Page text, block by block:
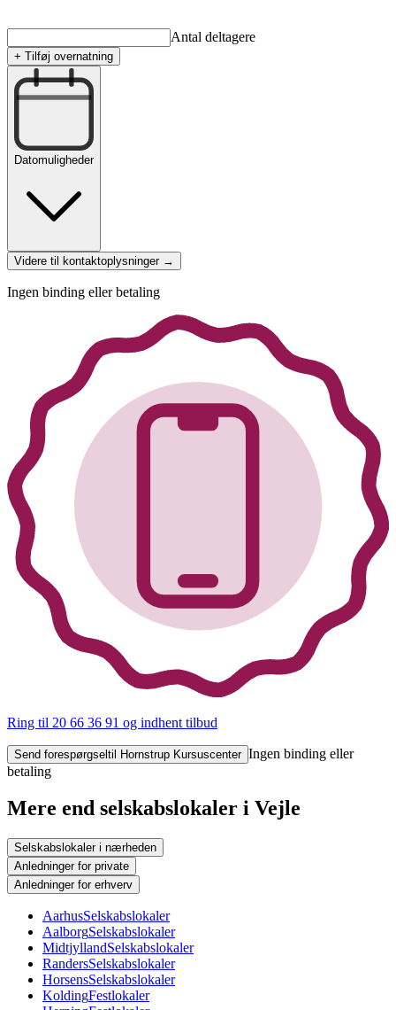
Antal deltagere
+ Tilføj overnatning
Datomuligheder
Videre til kontaktoplysninger →
Ingen binding eller betaling
Ring til 20 66 36 91 og indhent tilbud
Send forespørgseltil Hornstrup Kursuscenter Ingen binding eller
betaling
Mere end selskabslokaler i Vejle
Selskabslokaler i nærheden
Anledninger for private
Anledninger for erhverv
AarhusSelskabslokaler
AalborgSelskabslokaler
MidtjyllandSelskabslokaler
RandersSelskabslokaler
HorsensSelskabslokaler
KoldingFestlokaler